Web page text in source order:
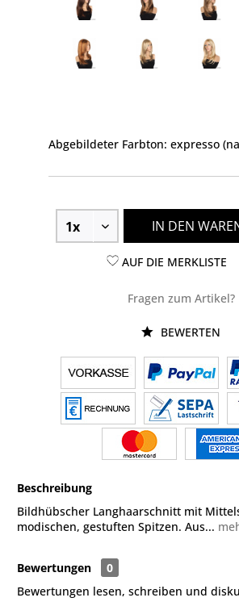
Abgebildeter Farbton: expresso
IN DEN
AUF DIE MERKLISTE
Fragen zum Artikel?
BEWERTEN
Beschreibung
Bildhübscher Langhaarschnitt mit
modischen, gestuften Spitzen. Aus...
Bewertungen
0
Bewertungen lesen, schreiben und